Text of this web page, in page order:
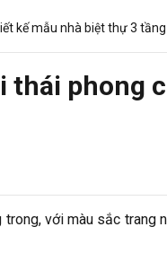
kế mẫu nhà biệt thự 3
phong
với màu sắc trang